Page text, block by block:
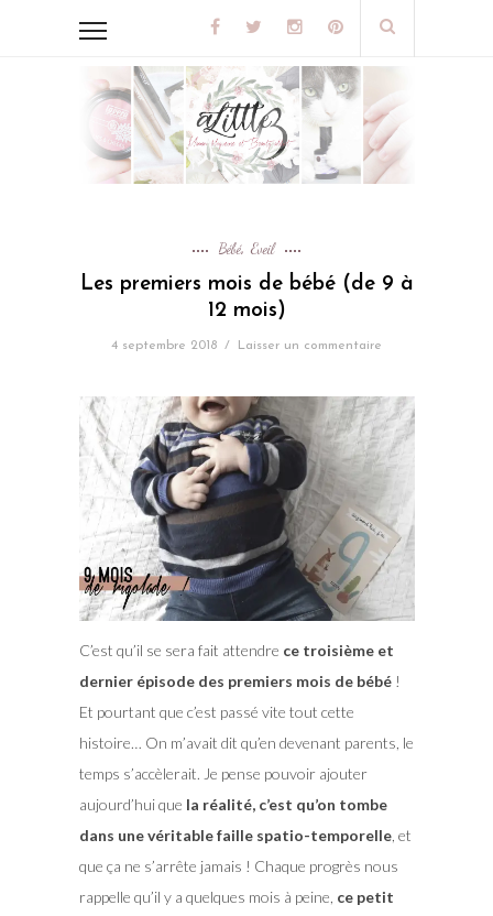
Bébé, Eveil
Les premiers mois de bébé (de 9 à
12 mois)
4 septembre 2018 / Laisser un commentaire
C’est qu’il se sera fait attendre ce troisième et
dernier épisode des premiers mois de bébé!
Et pourtant que c’est passé vite tout cette
histoire… On m’avait dit qu’en devenant parents, le
temps s’accèlerait. Je pense pouvoir ajouter
aujourd’hui que la réalité, c’est qu’on tombe
dans une véritable faille spatio-temporelle, et
que ça ne s’arrête jamais ! Chaque progrès nous
rappelle qu’il y a quelques mois à peine, ce petit